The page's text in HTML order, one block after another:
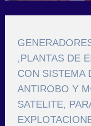
,PLANTAS DE
CON SISTEMA
ANTIROBO Y
SATELITE,